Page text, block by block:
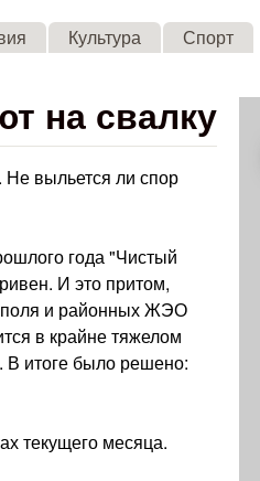
Культура Спорт
на свалку
выльется ли спор
года "Чистый
И это притом,
и районных ЖЭО
в крайне тяжелом
В итоге было решено:
текущего месяца.